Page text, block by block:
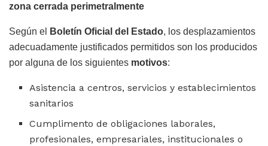
zona cerrada perimetralmente
Según el Boletín Oficial del Estado, los desplazamientos
adecuadamente justificados permitidos son los producidos
por alguna de los siguientes motivos:
Asistencia a centros, servicios y establecimientos
sanitarios
Cumplimento de obligaciones laborales,
profesionales, empresariales, institucionales o